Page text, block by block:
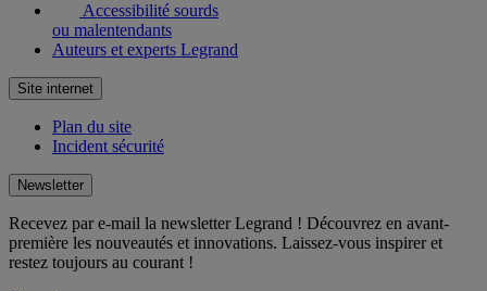
Accessibilité sourds
ou malentendants
Auteurs et experts Legrand
Site internet
Plan du site
Incident sécurité
Newsletter
Recevez par e-mail la newsletter Legrand ! Découvrez en avant-
première les nouveautés et innovations. Laissez-vous inspirer et
restez toujours au courant !